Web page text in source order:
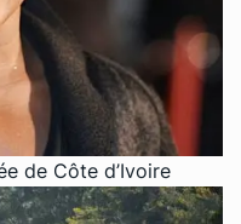
de Côte d’Ivoire